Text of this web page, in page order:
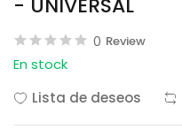
- UNIVERSAL
0 Review
En stock
Lista de deseos